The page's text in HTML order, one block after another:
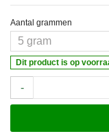
Aantal grammen
Dit product is op
-